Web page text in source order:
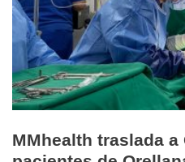
MMhealth traslada a